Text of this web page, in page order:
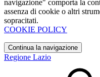
navigazione" comporta la
assenza di cookie o altri
sopracitati.
COOKIE POLICY
Continua la navigazione
Regione Lazio